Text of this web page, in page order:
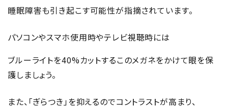
睡眠障害も引き起こす可能性が指摘されています。
パソコンやスマホ使用時やテレビ視聴時には
ブルーライトを40%カットするこのメガネをかけて眼を保
護しましょう。
また、「ぎらつき」を抑えるのでコントラストが高まり、